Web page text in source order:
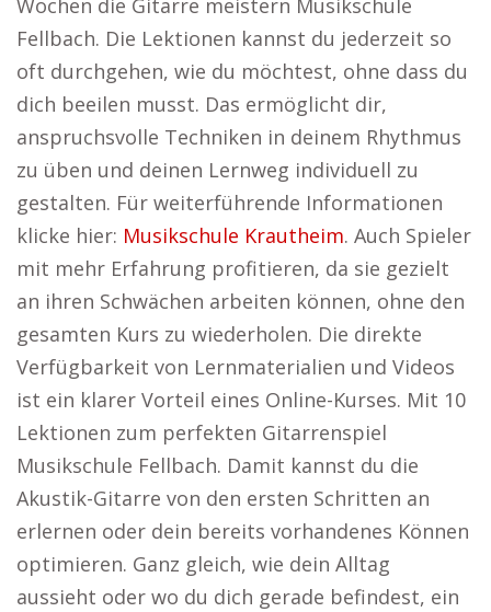
Wochen die Gitarre meistern Musikschule
Fellbach. Die Lektionen kannst du jederzeit so
oft durchgehen, wie du möchtest, ohne dass du
dich beeilen musst. Das ermöglicht dir,
anspruchsvolle Techniken in deinem Rhythmus
zu üben und deinen Lernweg individuell zu
gestalten. Für weiterführende Informationen
klicke hier: Musikschule Krautheim. Auch Spieler
mit mehr Erfahrung profitieren, da sie gezielt
an ihren Schwächen arbeiten können, ohne den
gesamten Kurs zu wiederholen. Die direkte
Verfügbarkeit von Lernmaterialien und Videos
ist ein klarer Vorteil eines Online-Kurses. Mit 10
Lektionen zum perfekten Gitarrenspiel
Musikschule Fellbach. Damit kannst du die
Akustik-Gitarre von den ersten Schritten an
erlernen oder dein bereits vorhandenes Können
optimieren. Ganz gleich, wie dein Alltag
aussieht oder wo du dich gerade befindest, ein